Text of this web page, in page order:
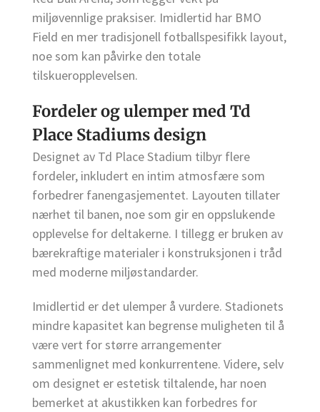
miljøvennlige praksiser. Imidlertid har BMO
Field en mer tradisjonell fotballspesifikk layout,
noe som kan påvirke den totale
tilskueropplevelsen.
Fordeler og ulemper med Td
Place Stadiums design
Designet av Td Place Stadium tilbyr flere
fordeler, inkludert en intim atmosfære som
forbedrer fanengasjementet. Layouten tillater
nærhet til banen, noe som gir en oppslukende
opplevelse for deltakerne. I tillegg er bruken av
bærekraftige materialer i konstruksjonen i tråd
med moderne miljøstandarder.
Imidlertid er det ulemper å vurdere. Stadionets
mindre kapasitet kan begrense muligheten til å
være vert for større arrangementer
sammenlignet med konkurrentene. Videre, selv
om designet er estetisk tiltalende, har noen
bemerket at akustikken kan forbedres for